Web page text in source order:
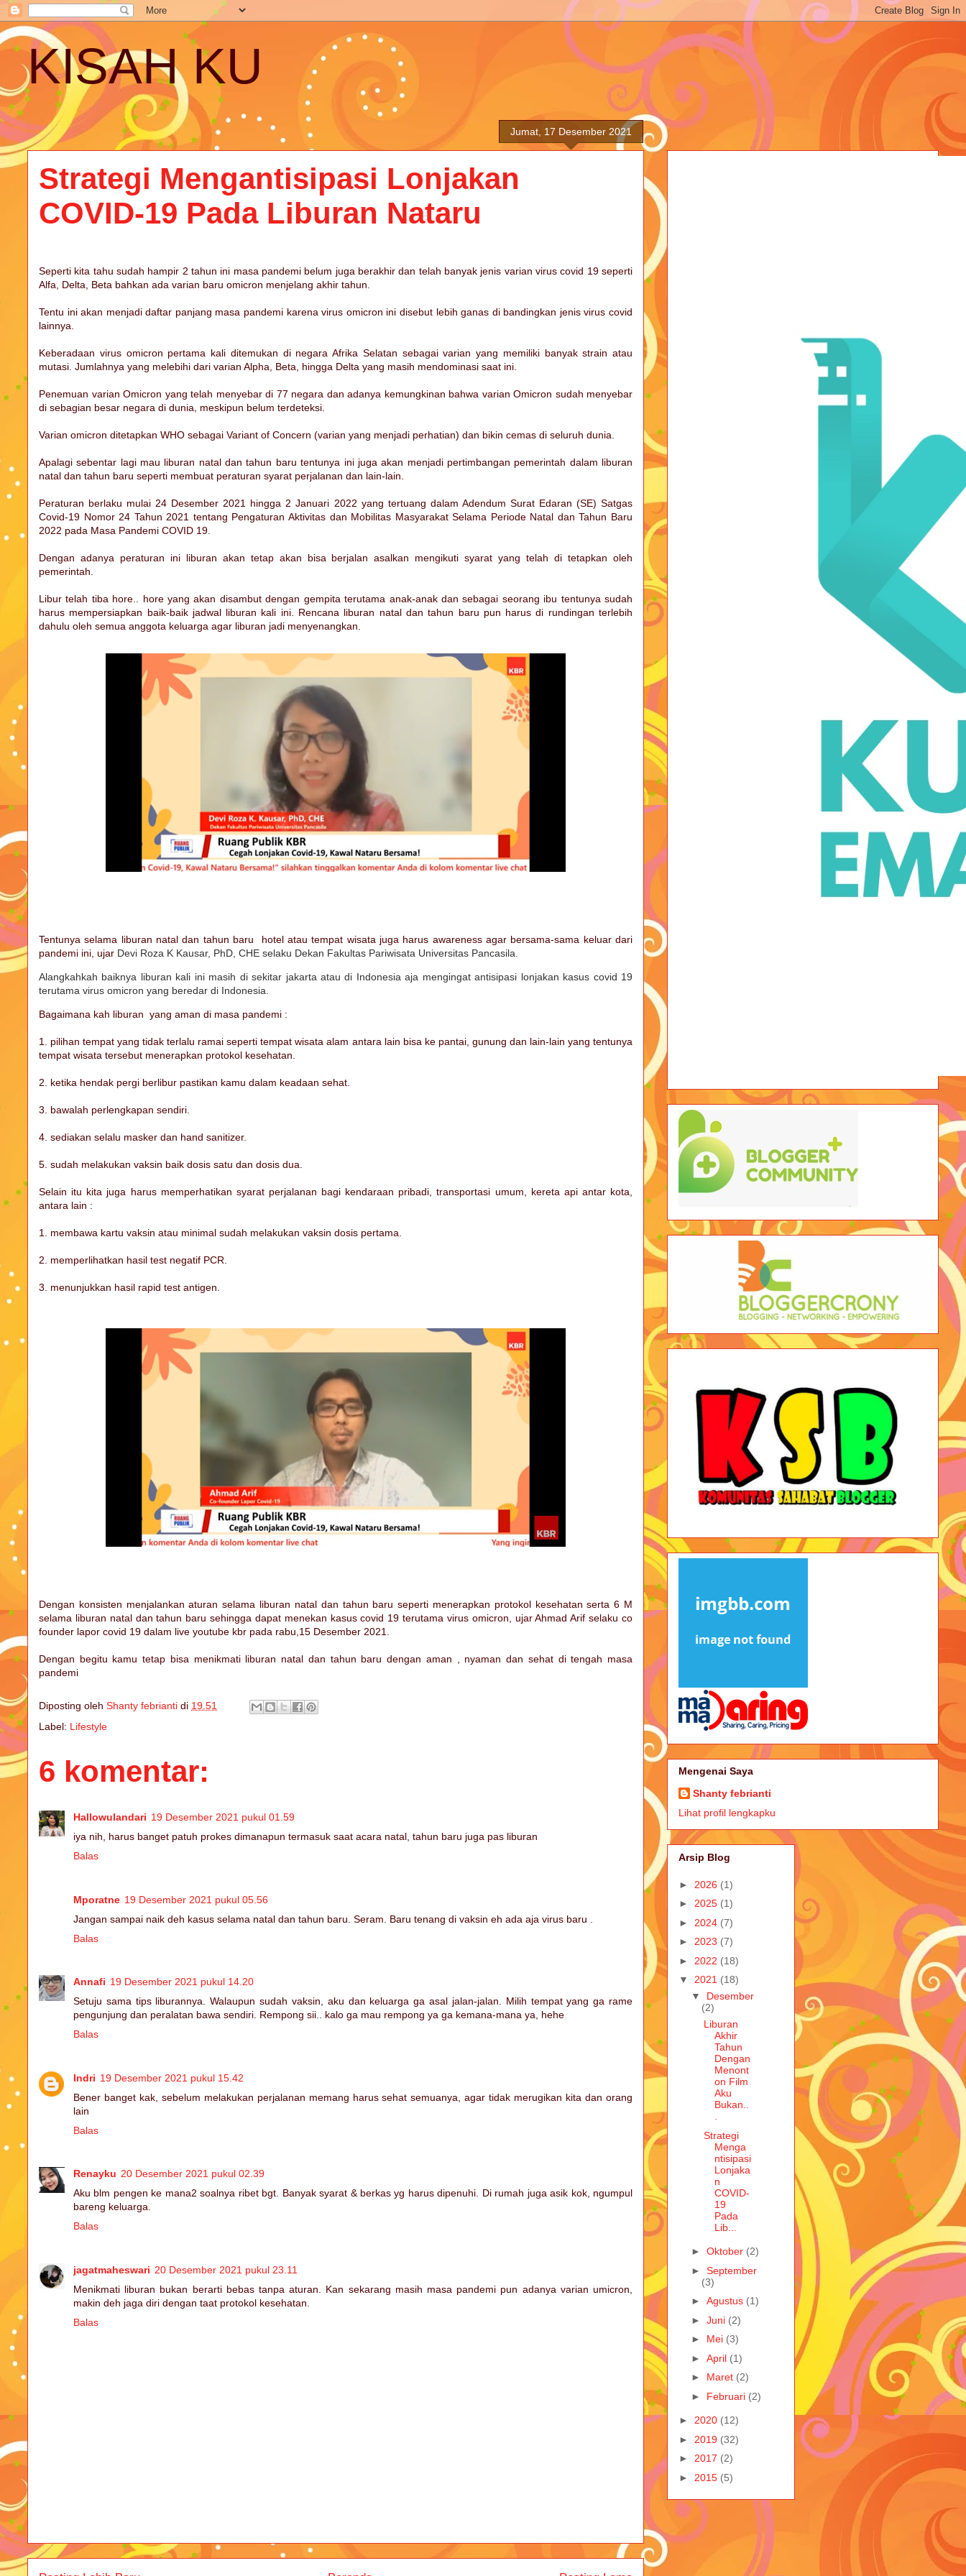
KISAH KU
Jumat, 17 Desember 2021
Strategi Mengantisipasi Lonjakan
COVID-19 Pada Liburan Nataru
Seperti kita tahu sudah hampir 2 tahun ini masa pandemi belum juga berakhir dan telah banyak jenis varian virus covid 19 seperti
Alfa, Delta, Beta bahkan ada varian baru omicron menjelang akhir tahun.
Tentu ini akan menjadi daftar panjang masa pandemi karena virus omicron ini disebut lebih ganas di bandingkan jenis virus covid
lainnya.
Keberadaan virus omicron pertama kali ditemukan di negara Afrika Selatan sebagai varian yang memiliki banyak strain atau
mutasi. Jumlahnya yang melebihi dari varian Alpha, Beta, hingga Delta yang masih mendominasi saat ini.
Penemuan varian Omicron yang telah menyebar di 77 negara dan adanya kemungkinan bahwa varian Omicron sudah menyebar
di sebagian besar negara di dunia, meskipun belum terdeteksi.
Varian omicron ditetapkan WHO sebagai Variant of Concern (varian yang menjadi perhatian) dan bikin cemas di seluruh dunia.
Apalagi sebentar lagi mau liburan natal dan tahun baru tentunya ini juga akan menjadi pertimbangan pemerintah dalam liburan
natal dan tahun baru seperti membuat peraturan syarat perjalanan dan lain-lain.
Peraturan berlaku mulai 24 Desember 2021 hingga 2 Januari 2022 yang tertuang dalam Adendum Surat Edaran (SE) Satgas
Covid-19 Nomor 24 Tahun 2021 tentang Pengaturan Aktivitas dan Mobilitas Masyarakat Selama Periode Natal dan Tahun Baru
2022 pada Masa Pandemi COVID 19.
Dengan adanya peraturan ini liburan akan tetap akan bisa berjalan asalkan mengikuti syarat yang telah di tetapkan oleh
pemerintah.
Libur telah tiba hore.. hore yang akan disambut dengan gempita terutama anak-anak dan sebagai seorang ibu tentunya sudah
harus mempersiapkan baik-baik jadwal liburan kali ini. Rencana liburan natal dan tahun baru pun harus di rundingan terlebih
dahulu oleh semua anggota keluarga agar liburan jadi menyenangkan.
Tentunya selama liburan natal dan tahun baru hotel atau tempat wisata juga harus awareness agar bersama-sama keluar dari
pandemi ini, ujar Devi Roza K Kausar, PhD, CHE selaku Dekan Fakultas Pariwisata Universitas Pancasila.
Alangkahkah baiknya liburan kali ini masih di sekitar jakarta atau di Indonesia aja mengingat antisipasi lonjakan kasus covid 19
terutama virus omicron yang beredar di Indonesia.
Bagaimana kah liburan yang aman di masa pandemi :
1. pilihan tempat yang tidak terlalu ramai seperti tempat wisata alam antara lain bisa ke pantai, gunung dan lain-lain yang tentunya
tempat wisata tersebut menerapkan protokol kesehatan.
2. ketika hendak pergi berlibur pastikan kamu dalam keadaan sehat.
3. bawalah perlengkapan sendiri.
4. sediakan selalu masker dan hand sanitizer.
5. sudah melakukan vaksin baik dosis satu dan dosis dua.
Selain itu kita juga harus memperhatikan syarat perjalanan bagi kendaraan pribadi, transportasi umum, kereta api antar kota,
antara lain :
1. membawa kartu vaksin atau minimal sudah melakukan vaksin dosis pertama.
2. memperlihatkan hasil test negatif PCR.
3. menunjukkan hasil rapid test antigen.
Dengan konsisten menjalankan aturan selama liburan natal dan tahun baru seperti menerapkan protokol kesehatan serta 6 M
selama liburan natal dan tahun baru sehingga dapat menekan kasus covid 19 terutama virus omicron, ujar Ahmad Arif selaku co
founder lapor covid 19 dalam live youtube kbr pada rabu,15 Desember 2021.
Dengan begitu kamu tetap bisa menikmati liburan natal dan tahun baru dengan aman , nyaman dan sehat di tengah masa
pandemi
Diposting oleh Shanty febrianti di 19.51
Label: Lifestyle
6 komentar:
Hallowulandari 19 Desember 2021 pukul 01.59
iya nih, harus banget patuh prokes dimanapun termasuk saat acara natal, tahun baru juga pas liburan
Balas
Mporatne 19 Desember 2021 pukul 05.56
Jangan sampai naik deh kasus selama natal dan tahun baru. Seram. Baru tenang di vaksin eh ada aja virus baru .
Balas
Annafi 19 Desember 2021 pukul 14.20
Setuju sama tips liburannya. Walaupun sudah vaksin, aku dan keluarga ga asal jalan-jalan. Milih tempat yang ga rame
pengunjung dan peralatan bawa sendiri. Rempong sii.. kalo ga mau rempong ya ga kemana-mana ya, hehe
Balas
Indri 19 Desember 2021 pukul 15.42
Bener banget kak, sebelum melakukan perjalanan memang harus sehat semuanya, agar tidak merugikan kita dan orang
lain
Balas
Renayku 20 Desember 2021 pukul 02.39
Aku blm pengen ke mana2 soalnya ribet bgt. Banyak syarat & berkas yg harus dipenuhi. Di rumah juga asik kok, ngumpul
bareng keluarga.
Balas
jagatmaheswari 20 Desember 2021 pukul 23.11
Menikmati liburan bukan berarti bebas tanpa aturan. Kan sekarang masih masa pandemi pun adanya varian umicron,
makin deh jaga diri dengan taat protokol kesehatan.
Balas
Mengenai Saya
Shanty febrianti
Lihat profil lengkapku
Arsip Blog
► 2026 (1)
► 2025 (1)
► 2024 (7)
► 2023 (7)
► 2022 (18)
▼ 2021 (18)
▼ Desember
(2)
Liburan
Akhir
Tahun
Dengan
Menont
on Film
Aku
Bukan..
.
Strategi
Menga
ntisipasi
Lonjaka
n
COVID-
19
Pada
Lib...
► Oktober (2)
► September
(3)
► Agustus (1)
► Juni (2)
► Mei (3)
► April (1)
► Maret (2)
► Februari (2)
► 2020 (12)
► 2019 (32)
► 2017 (2)
► 2015 (5)